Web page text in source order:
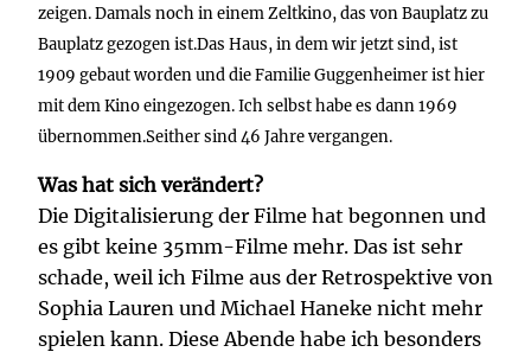
zeigen. Damals noch in einem Zeltkino, das von Bauplatz zu
Bauplatz gezogen ist.Das Haus, in dem wir jetzt sind, ist
1909 gebaut worden und die Familie Guggenheimer ist hier
mit dem Kino eingezogen. Ich selbst habe es dann 1969
übernommen.Seither sind 46 Jahre vergangen.
Was hat sich verändert?
Die Digitalisierung der Filme hat begonnen und
es gibt keine 35mm-Filme mehr. Das ist sehr
schade, weil ich Filme aus der Retrospektive von
Sophia Lauren und Michael Haneke nicht mehr
spielen kann. Diese Abende habe ich besonders